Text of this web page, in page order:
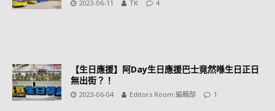
2023-06-11 TK 4
【生日應援】阿Day生日應援巴士竟然喺生日正日
無出街？！
2023-06-04 Editors Room 編輯部 1